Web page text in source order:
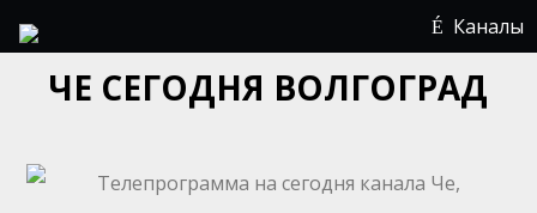
Каналы
ЧЕ СЕГОДНЯ ВОЛГОГРАД